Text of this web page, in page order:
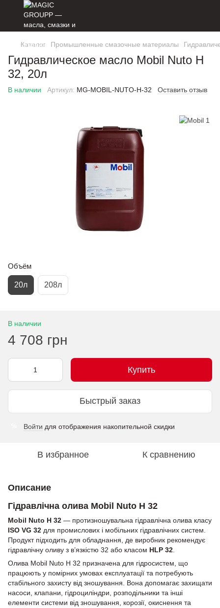
Каталог Промышленные смазочные материалы
Гидравлическое масло Mobil Nuto H
32, 20л
В наличии Артикул: MG-MOBIL-NUTO-H-32 Оставить отзыв
Объём
20л 208л
В наличии
4 708 грн
Купить
Быстрый заказ
Войти для отображения накопительной скидки
В избранное К сравнению
Описание
Гідравлічна олива Mobil Nuto H 32
Mobil Nuto H 32 — протизношувальна гідравлічна олива класу
ISO VG 32 для промислових і мобільних гідравлічних систем.
Продукт підходить для обладнання, де виробник рекомендує
гідравлічну оливу з в’язкістю 32 або класом HLP 32
Олива Mobil Nuto H 32 призначена для гідросистем, що
працюють у помірних умовах експлуатації та потребують
стабільного захисту від зношування. Вона допомагає захищати
насоси, клапани, гідроциліндри, розподільники та інші
елементи системи від зношування, корозії, окиснення та